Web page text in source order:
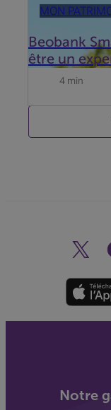
MON
Beobank
être un
4 min
Twitter
Notre